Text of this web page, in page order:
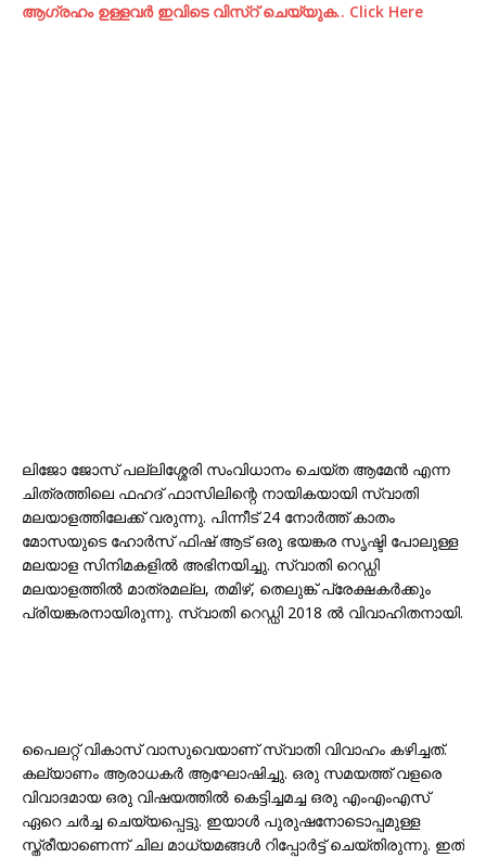
ആഗ്രഹം ഉള്ളവര്‍ ഇവിടെ വിസ്റ് ചെയ്യുക.. Click Here
ലിജോ ജോസ് പല്ലിശ്ശേരി സംവിധാനം ചെയ്ത ആമേൻ എന്ന
ചിത്രത്തിലെ ഫഹദ് ഫാസിലിന്റെ നായികയായി സ്വാതി
മലയാളത്തിലേക്ക് വരുന്നു. പിന്നീട് 24 നോർത്ത് കാതം
മോസയുടെ ഹോർസ് ഫിഷ് ആട് ഒരു ഭയങ്കര സൃഷ്ടി പോലുള്ള
മലയാള സിനിമകളിൽ അഭിനയിച്ചു. സ്വാതി റെഡ്ഡി
മലയാളത്തിൽ മാത്രമല്ല, തമിഴ്, തെലുങ്ക് പ്രേക്ഷകർക്കും
പ്രിയങ്കരനായിരുന്നു. സ്വാതി റെഡ്ഡി 2018 ൽ വിവാഹിതനായി.
പൈലറ്റ് വികാസ് വാസുവെയാണ് സ്വാതി വിവാഹം കഴിച്ചത്.
കല്യാണം ആരാധകർ ആഘോഷിച്ചു. ഒരു സമയത്ത് വളരെ
വിവാദമായ ഒരു വിഷയത്തിൽ കെട്ടിച്ചമച്ച ഒരു എംഎംഎസ്
ഏറെ ചർച്ച ചെയ്യപ്പെട്ടു. ഇയാൾ പുരുഷനോടൊപ്പമുള്ള
സ്ത്രീയാണെന്ന് ചില മാധ്യമങ്ങൾ റിപ്പോർട്ട് ചെയ്തിരുന്നു. ഇത്